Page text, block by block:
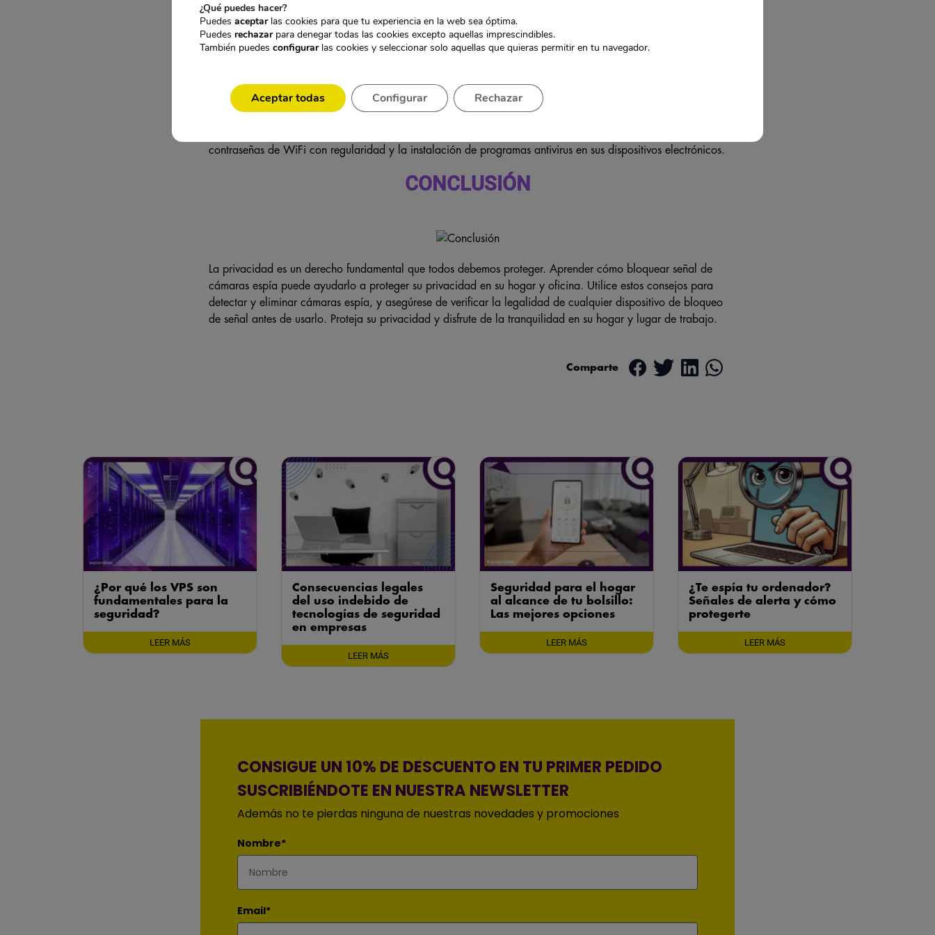
Puede buscar cámaras ocultas en lugares sospechosos y utilizar un detector de cámaras para ayudarlo a
encontrar cámaras ocultas.
Puede proteger su privacidad en el futuro asegurándose de que su hogar u oficina estén bien protegida.
contraseñas de WiFi con regularidad y la instalación de programas antivirus en sus dispositivos electrónicos.
CONCLUSIÓN
La privacidad es un derecho fundamental que todos debemos proteger. Aprender cómo bloquear señal de
cámaras espía puede ayudarlo a proteger su privacidad en su hogar y oficina. Utilice estos consejos para
detectar y eliminar cámaras espía, y asegúrese de verificar la legalidad de cualquier dispositivo de bloqueo
de señal antes de usarlo. Proteja su privacidad y disfrute de la tranquilidad en su hogar y lugar de trabajo.
Comparte
¿Por qué los VPS son
fundamentales para la
seguridad?
LEER MÁS
Consecuencias legales
del uso indebido de
tecnologías de seguridad
en empresas
LEER MÁS
Seguridad para el hogar
al alcance de tu bolsillo:
Las mejores opciones
LEER MÁS
¿Te espía tu ordenador?
Señales de alerta y cómo
protegerte
LEER MÁS
CONSIGUE UN 10% DE DESCUENTO EN TU PRIMER PEDIDO
SUSCRIBIÉNDOTE EN NUESTRA NEWSLETTER
Además no te pierdas ninguna de nuestras novedades y promociones
Nombre*
Email*
¿Qué puedes hacer?
Puedes aceptarlas cookies para que tu experiencia en la web sea óptima.
Puedes rechazarpara denegar todas las cookies excepto aquellas imprescindibles.
También puedes configurarlas cookies y seleccionar solo aquellas que quieras permitir en tu navegador.
Aceptar todas Rechazar
Configurar